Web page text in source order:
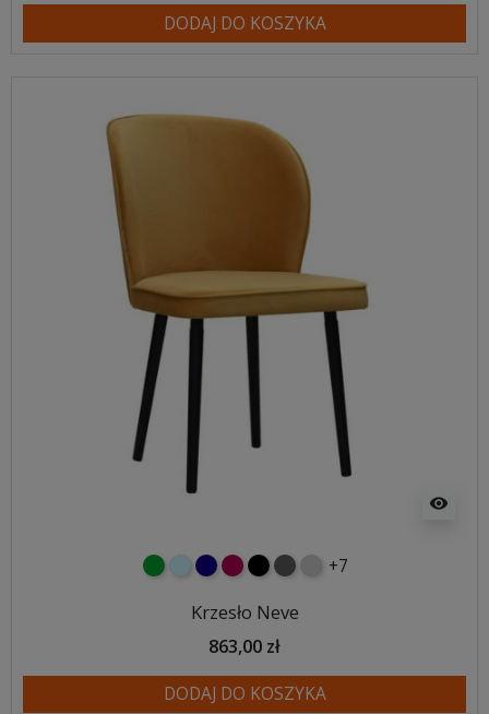
DODAJ DO KOSZYKA
visibility
zielonybłękitnygranatowy
malinowy
czarnyciemno szary
jasnoszary
+7
Krzesło Neve
863,00 zł
DODAJ DO KOSZYKA